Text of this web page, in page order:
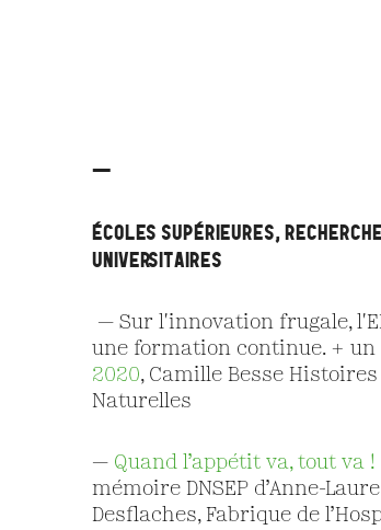
—
ÉCOLES SUPérieures,
UNIVersitaires
— Sur l'innovation frugale,
une formation continue. + un
2020, Camille Besse Histoires
Naturelles
— Quand l’appétit va, tout va !
mémoire DNSEP d’Anne-Laure
Desflaches, Fabrique de